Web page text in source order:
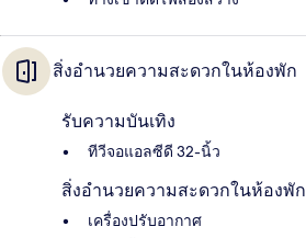
สิ่งอำนวยความสะดวกในห้องพัก
รับความบันเทิง
ทีวีจอแอลซีดี 32-นิ้ว
สิ่งอำนวยความสะดวกในห้องพัก
เครื่องปรับอากาศ